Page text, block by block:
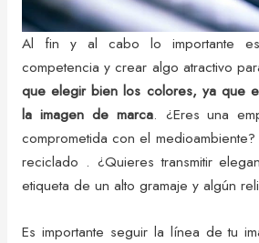
Al fin y al cabo lo importante
competencia y crear algo atractivo
que elegir bien los colores, ya que
la imagen de marca. ¿Eres una
comprometida con el
reciclado . ¿Quieres transmitir
etiqueta de un alto gramaje y algún
Es importante seguir la línea de tu